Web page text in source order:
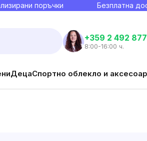
поръчки Безплатна
+359 2 492
8:00-16:00 ч.
ДецаСпортно облекло и